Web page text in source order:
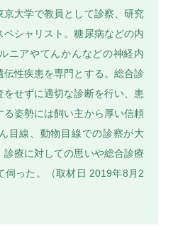
京大学で教員として診察、研究
シャリスト。糖尿病などの内
ニアやてんかんなどの神経内
性疾患を専門とする。総合診
せずに適切な診断を行い、患
姿勢には飼い主から厚い信頼
目線、動物目線での診察が大
療に対しての思いや総合診療
伺った。（取材日 2019年8月2